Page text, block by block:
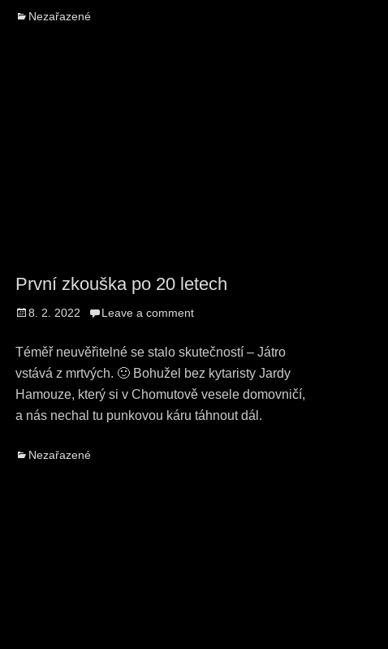
Categories
Nezařazené
První zkouška po 20 letech
Posted
8. 2. 2022 Leave a comment
Téměř neuvěřitelné se stalo skutečností – Játro
vstává z mrtvých. 🙂 Bohužel bez kytaristy Jardy
Hamouze, který si v Chomutově vesele domovničí,
a nás nechal tu punkovou káru táhnout dál.
Categories
Nezařazené